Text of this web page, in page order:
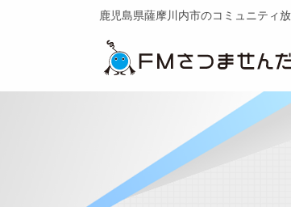
鹿児島県薩摩川内市のコミュニティ